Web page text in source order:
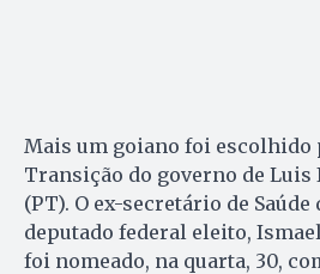
Mais um goiano foi escolhido
Transição do governo de Luis
(PT). O ex-secretário de Saúde
deputado federal eleito,
foi nomeado, na quarta, 30,